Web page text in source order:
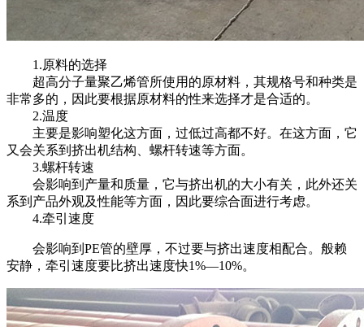
1.原料的选择
超高分子量聚乙烯管所使用的原材料，其规格号和种类是
非常多的，因此要根据原材料的性来选择才是合适的。
2.温度
主要是影响塑化这方面，过低过高都不好。在这方面，它
又会关系到挤出机结构、螺杆转速等方面。
3.螺杆转速
会影响到产量和质量，它与挤出机的大小有关，此外还关
系到产品外观及性能等方面，因此要综合面进行考虑。
4.牵引速度
会影响到PE管的壁厚，不过要与挤出速度相配合。般赖
安静，牵引速度要比挤出速度快1%—10%。